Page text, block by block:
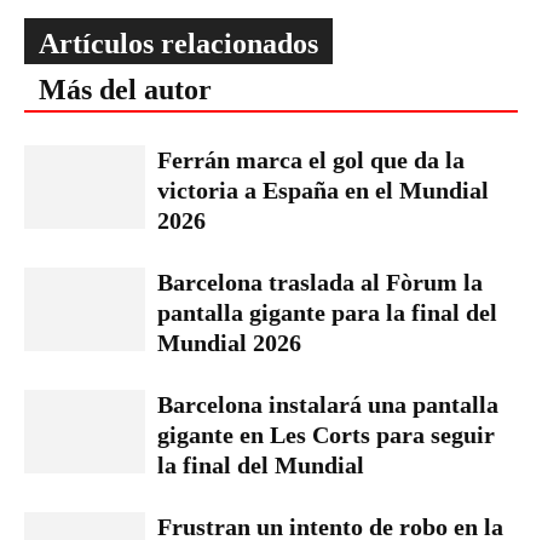
Artículos relacionados
Más del autor
Ferrán marca el gol que da la
victoria a España en el Mundial
2026
Barcelona traslada al Fòrum la
pantalla gigante para la final del
Mundial 2026
Barcelona instalará una pantalla
gigante en Les Corts para seguir
la final del Mundial
Frustran un intento de robo en la